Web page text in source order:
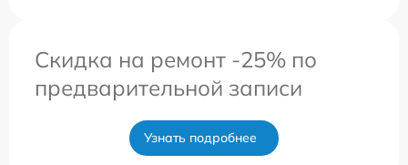
Скидка на ремонт -25% по
предварительной записи
Узнать подробнее